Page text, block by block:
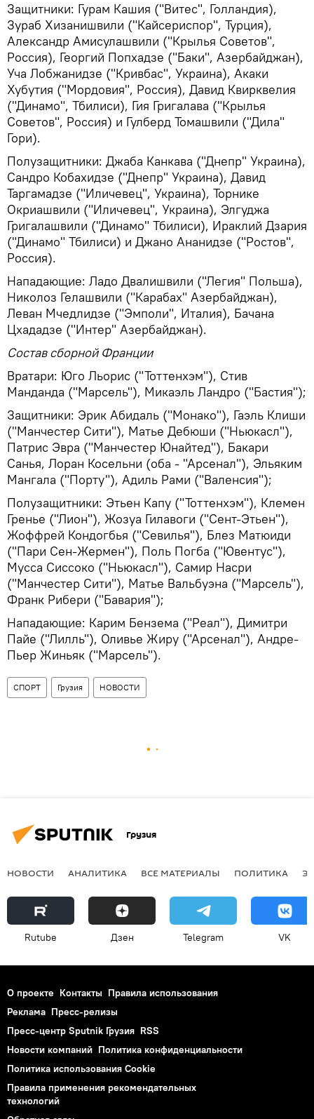
Защитники: Гурам Кашия ("Витес", Голландия),
Зураб Хизанишвили ("Кайсериспор", Турция),
Александр Амисулашвили ("Крылья Советов",
Россия), Георгий Попхадзе ("Баки", Азербайджан),
Уча Лобжанидзе ("Кривбас", Украина), Акаки
Хубутия ("Мордовия", Россия), Давид Квирквелия
("Динамо", Тбилиси), Гия Григалава ("Крылья
Советов", Россия) и Гулберд Томашвили ("Дила"
Гори).
Полузащитники: Джаба Канкава ("Днепр" Украина),
Сандро Кобахидзе ("Днепр" Украина), Давид
Таргамадзе ("Иличевец", Украина), Торнике
Окриашвили ("Иличевец", Украина), Элгуджа
Григалашвили ("Динамо" Тбилиси), Ираклий Дзария
("Динамо" Тбилиси) и Джано Ананидзе ("Ростов",
Россия).
Нападающие: Ладо Двалишвили ("Легия" Польша),
Николоз Гелашвили ("Карабах" Азербайджан),
Леван Мчедлидзе ("Эмполи", Италия), Бачана
Цхададзе ("Интер" Азербайджан).
Состав сборной Франции
Вратари: Юго Льорис ("Тоттенхэм"), Стив
Манданда ("Марсель"), Микаэль Ландро ("Бастия");
Защитники: Эрик Абидаль ("Монако"), Гаэль Клиши
("Манчестер Сити"), Матье Дебюши ("Ньюкасл"),
Патрис Эвра ("Манчестер Юнайтед"), Бакари
Санья, Лоран Косельни (оба - "Арсенал"), Эльяким
Мангала ("Порту"), Адиль Рами ("Валенсия");
Полузащитники: Этьен Капу ("Тоттенхэм"), Клемен
Гренье ("Лион"), Жозуа Гилавоги ("Сент-Этьен"),
Жоффрей Кондогбья ("Севилья"), Блез Матюиди
("Пари Сен-Жермен"), Поль Погба ("Ювентус"),
Мусса Сиссоко ("Ньюкасл"), Самир Насри
("Манчестер Сити"), Матье Вальбуэна ("Марсель"),
Франк Рибери ("Бавария");
Нападающие: Карим Бензема ("Реал"), Димитри
Пайе ("Лилль"), Оливье Жиру ("Арсенал"), Андре-
Пьер Жиньяк ("Марсель").
СПОРТ Грузия НОВОСТИ
Грузия
НОВОСТИ АНАЛИТИКА ВСЕ МАТЕРИАЛЫ ПОЛИТИКА
Rutube Дзен Telegram VK
О проекте Контакты Правила использования
Реклама Пресс-релизы
Пресс-центр Sputnik Грузия RSS
Новости компаний Политика конфиденциальности
Политика использования Cookie
Правила применения рекомендательных
технологий